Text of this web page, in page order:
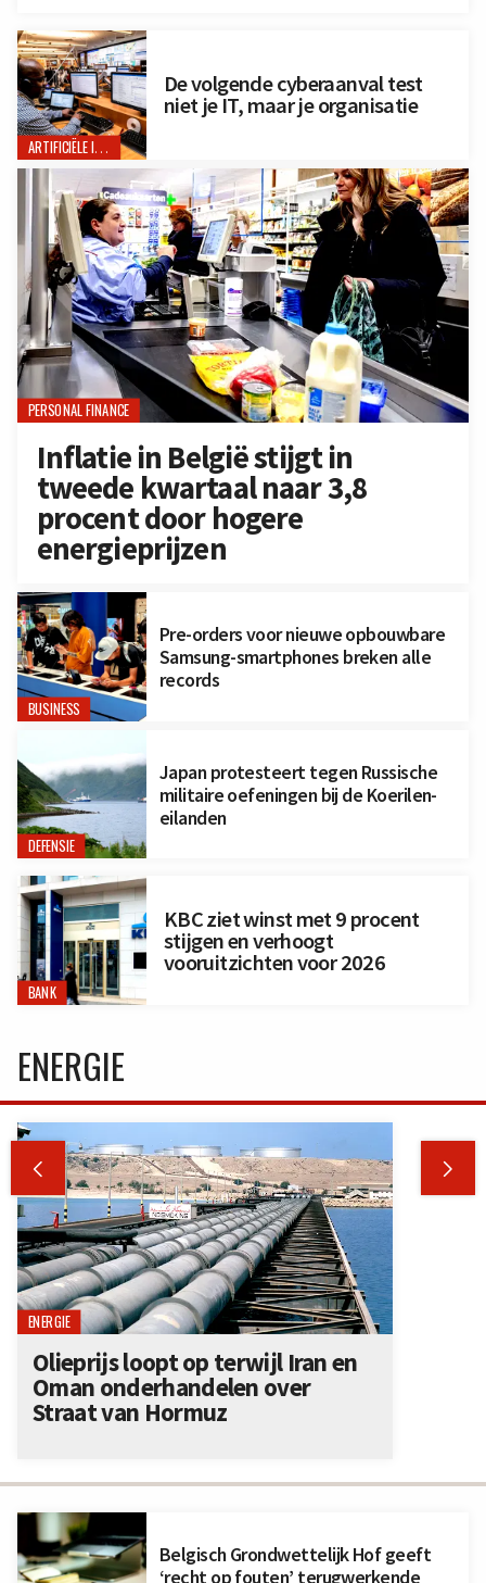
ARTIFICIËLE INTELLIGENTIE
De volgende cyberaanval test
niet je IT, maar je organisatie
PERSONAL FINANCE
Inflatie in België stijgt in
tweede kwartaal naar 3,8
procent door hogere
energieprijzen
BUSINESS
Pre-orders voor nieuwe opbouwbare
Samsung-smartphones breken alle
records
DEFENSIE
Japan protesteert tegen Russische
militaire oefeningen bij de Koerilen-
eilanden
BANK
KBC ziet winst met 9 procent
stijgen en verhoogt
vooruitzichten voor 2026
Belgisch Grondwettelijk Hof geeft
‘recht op fouten’ terugwerkende
ENERGIE
 
ENERGIE
Olieprijs loopt op terwijl Iran en
Oman onderhandelen over
Straat van Hormuz